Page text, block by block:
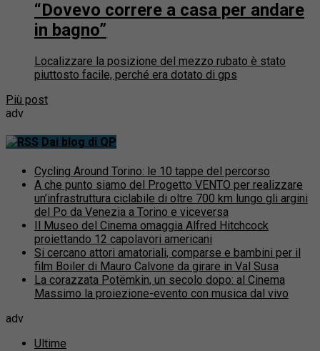
“Dovevo correre a casa per andare
in bagno”
Localizzare la posizione del mezzo rubato è stato
piuttosto facile, perché era dotato di gps
Più post
adv
Dai blog di QP
Cycling Around Torino: le 10 tappe del percorso
A che punto siamo del Progetto VENTO per realizzare
un’infrastruttura ciclabile di oltre 700 km lungo gli argini
del Po da Venezia a Torino e viceversa
Il Museo del Cinema omaggia Alfred Hitchcock
proiettando 12 capolavori americani
Si cercano attori amatoriali, comparse e bambini per il
film Boiler di Mauro Calvone da girare in Val Susa
La corazzata Potëmkin, un secolo dopo: al Cinema
Massimo la proiezione-evento con musica dal vivo
adv
Ultime